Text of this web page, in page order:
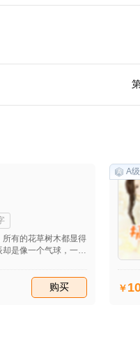
有的花草树木都显得
是像一个气球，一会
单。
购买
A级